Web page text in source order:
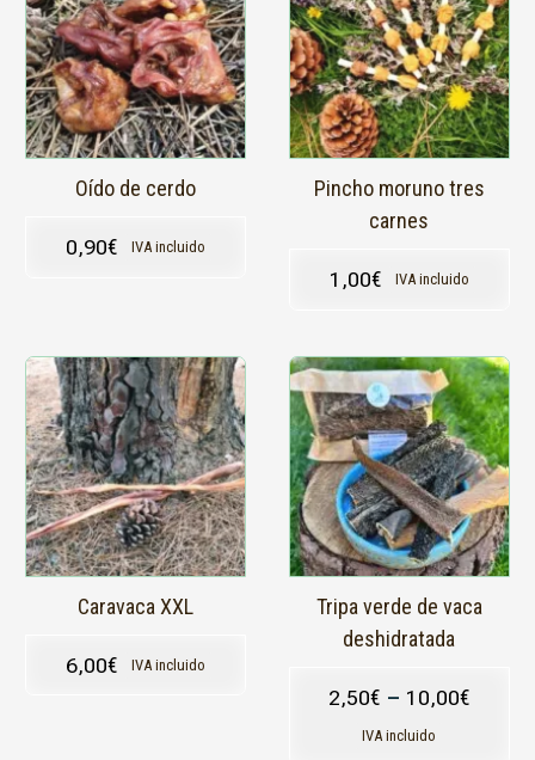
Oído de cerdo
0,90€ IVA incluido
Pincho moruno tres
carnes
1,00€ IVA incluido
Caravaca XXL
6,00€ IVA incluido
Tripa verde de vaca
deshidratada
2,50€ – 10,00€
IVA incluido
Este
producto
tiene
múltiples
variantes.
Las
opciones
se
pueden
elegir
producto